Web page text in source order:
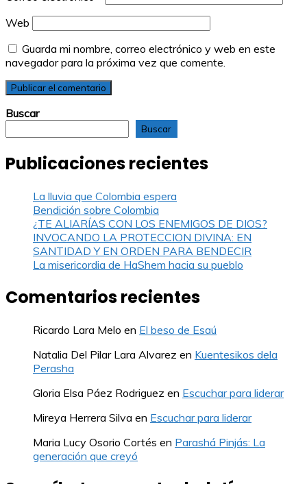
Web
Guarda mi nombre, correo electrónico y web en este
navegador para la próxima vez que comente.
Buscar
Buscar
Publicaciones recientes
La lluvia que Colombia espera
Bendición sobre Colombia
¿TE ALIARÍAS CON LOS ENEMIGOS DE DIOS?
INVOCANDO LA PROTECCION DIVINA: EN
SANTIDAD Y EN ORDEN PARA BENDECIR
La misericordia de HaShem hacia su pueblo
Comentarios recientes
Ricardo Lara Melo en El beso de Esaú
Natalia Del Pilar Lara Alvarez en Kuentesikos dela
Perasha
Gloria Elsa Páez Rodriguez en Escuchar para liderar
Mireya Herrera Silva en Escuchar para liderar
Maria Lucy Osorio Cortés en Parashá Pinjás: La
generación que creyó